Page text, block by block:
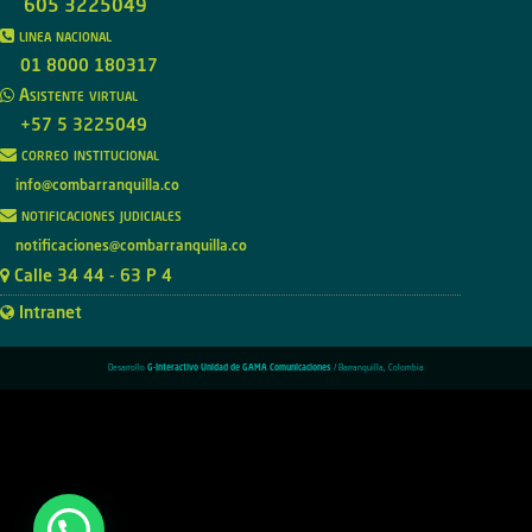
605 3225049
linea nacional
01 8000 180317
Asistente virtual
+57 5 3225049
correo institucional
info@combarranquilla.co
notificaciones judiciales
notificaciones@combarranquilla.co
Calle 34 44 - 63 P 4
Intranet
Desarrollo G-Interactivo Unidad de GAMA Comunicaciones / Barranquilla, Colombia